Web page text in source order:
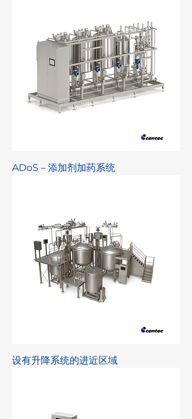
ADoS – 添加剂加药系统
设有升降系统的进近区域